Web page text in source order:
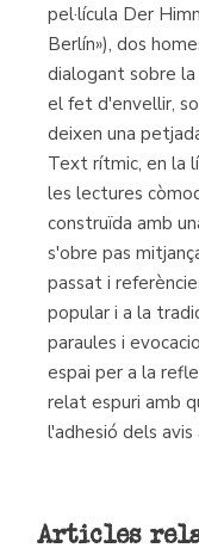
pel·lícula Der
Berlín»), dos
dialogant sobre
el fet d'envellir,
deixen una
Text rítmic, en la
les lectures
construïda amb
s'obre pas
passat i
popular i a la
paraules i
espai per a la
relat espuri amb
l'adhesió dels avis
Articles